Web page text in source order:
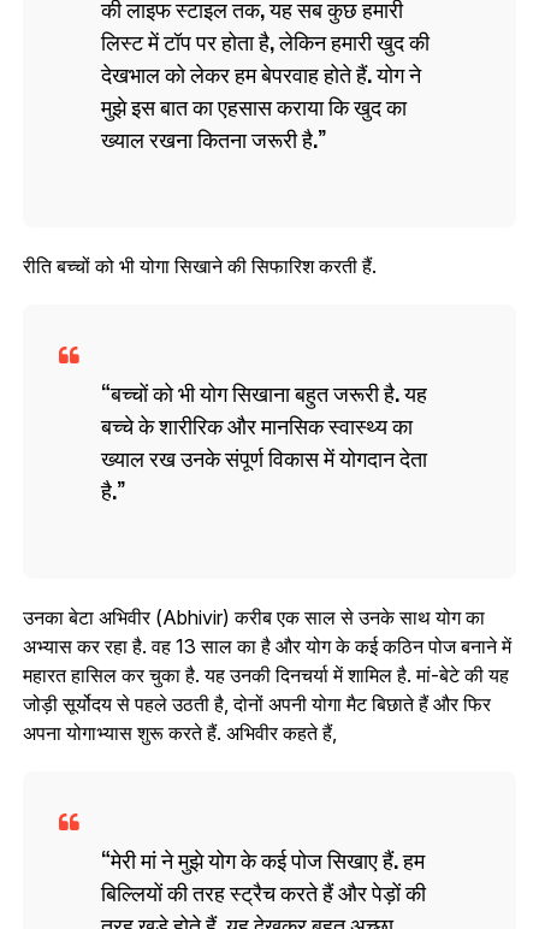
की लाइफ स्टाइल तक, यह सब कुछ हमारी
लिस्ट में टॉप पर होता है, लेकिन हमारी खुद की
देखभाल को लेकर हम बेपरवाह होते हैं. योग ने
मुझे इस बात का एहसास कराया कि खुद का
ख्याल रखना कितना जरूरी है.
रीति बच्चों को भी योगा सिखाने की सिफारिश करती हैं.
बच्चों को भी योग सिखाना बहुत जरूरी है. यह
बच्चे के शारीरिक और मानसिक स्वास्थ्य का
ख्याल रख उनके संपूर्ण विकास में योगदान देता
है.
उनका बेटा अभिवीर (Abhivir) करीब एक साल से उनके साथ योग का
अभ्यास कर रहा है. वह 13 साल का है और योग के कई कठिन पोज बनाने में
महारत हासिल कर चुका है. यह उनकी दिनचर्या में शामिल है. मां-बेटे की यह
जोड़ी सूर्योदय से पहले उठती है, दोनों अपनी योगा मैट बिछाते हैं और फिर
अपना योगाभ्यास शुरू करते हैं. अभिवीर कहते हैं,
मेरी मां ने मुझे योग के कई पोज सिखाए हैं. हम
बिल्लियों की तरह स्ट्रैच करते हैं और पेड़ों की